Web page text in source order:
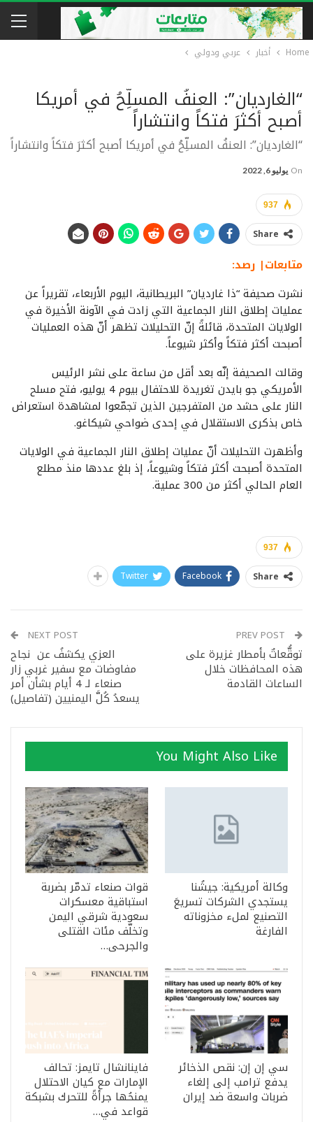
Home أخبار عربي ودولي
“الغارديان”: العنفُ المسلِّحُ في أمريكا
أصبح أكثرَ فتكاً وانتشاراً
“الغارديان”: العنفُ المسلِّحُ في أمريكا أصبح أكثرَ فتكاً وانتشاراً
On يوليو 6, 2022
937
Share
متابعات| رصد:
نشرت صحيفة “ذا غارديان” البريطانية، اليوم الأربعاء، تقريراً عن
عمليات إطلاق النار الجماعية التي زادت في الآونة الأخيرة في
الولايات المتحدة، قائلةً إنّ التحليلات تظهر أنّ هذه العمليات
أصبحت أكثر فتكاً وأكثر شيوعاً.
وقالت الصحيفة إنّه بعد أقل من ساعة على نشر الرئيس
الأمريكي جو بايدن تغريدة للاحتفال بيوم 4 يوليو، فتح مسلح
النار على حشد من المتفرجين الذين تجمّعوا لمشاهدة استعراض
خاص بذكرى الاستقلال في إحدى ضواحي شيكاغو.
وأظهرت التحليلات أنّ عمليات إطلاق النار الجماعية في الولايات
المتحدة أصبحت أكثر فتكاً وشيوعاً، إذ بلغ عددها منذ مطلع
العام الحالي أكثر من 300 عملية.
937
Share
Facebook
Twitter
توقُّعاتٌ بأمطار غزيرة على
هذه المحافظات خلال
الساعات القادمة
NEXT POST
العزي يكشفُ عن نجاح
مفاوضات مع سفير غربي زار
صنعاء لـ 4 أيام بشأن أمر
يسعدُ كُلَّ اليمنيين (تفاصيل)
You Might Also Like
وكالة أمريكية: جيشُنا
يستجدي الشركات تسريعَ
التصنيع لملء مخزوناته
الفارغة
قوات صنعاء تدمّر بضربة
استباقية معسكرات
سعودية شرقي اليمن
وتخلّف مئات القتلى
والجرحى…
سي إن إن: نقص الذخائر
يدفع ترامب إلى إلغاء
ضربات واسعة ضد إيران
فاينانشال تايمز: تحالف
الإمارات مع كيان الاحتلال
يمنحُها جرأةً للتحرك بشبكة
قواعد في…